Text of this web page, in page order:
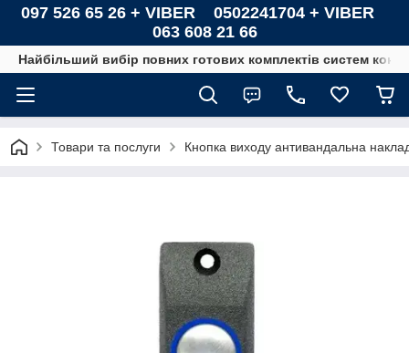
097 526 65 26 + VIBER 0502241704 + VIBER
063 608 21 66
Найбільший вибір повних готових комплектів систем
Товари та послуги Кнопка виходу антивандальна